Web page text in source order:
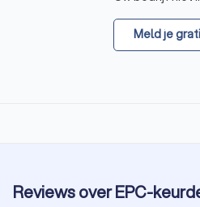
Meld je
Reviews over EPC-